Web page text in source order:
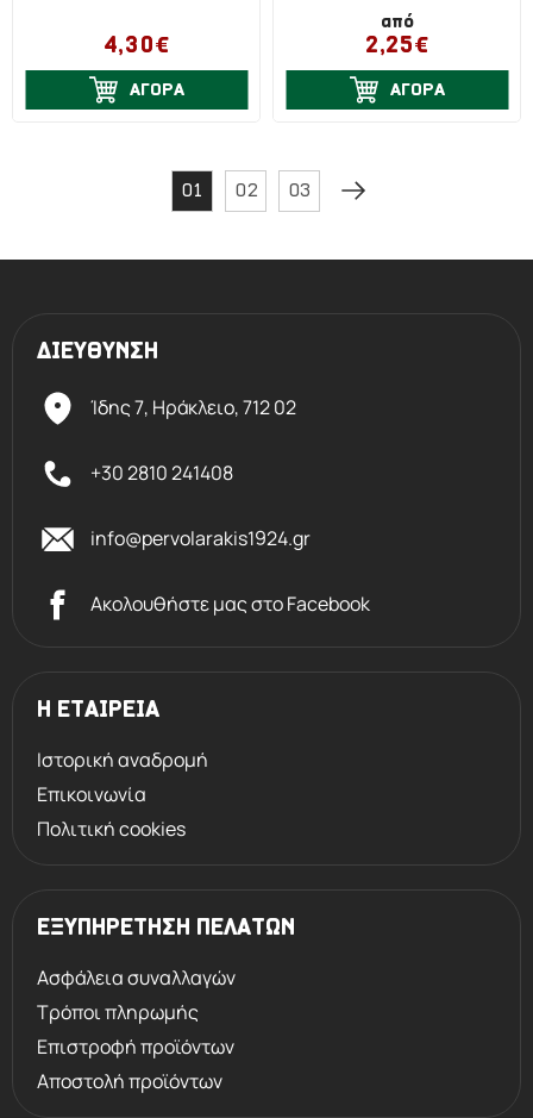
4,30€
ΑΓΟΡΑ
από
2,25€
ΑΓΟΡΑ
01 02 03
ΔΙΕΥΘΥΝΣΗ
Ίδης 7, Ηράκλειο,712 02
+30 2810 241408
info@pervolarakis1924.gr
Ακολουθήστε μας στο Facebook
Η ΕΤΑΙΡΕΙΑ
Ιστορική αναδρομή
Επικοινωνία
Πολιτική cookies
ΕΞΥΠΗΡΕΤΗΣΗ ΠΕΛΑΤΩΝ
Ασφάλεια συναλλαγών
Τρόποι πληρωμής
Επιστροφή προϊόντων
Αποστολή προϊόντων